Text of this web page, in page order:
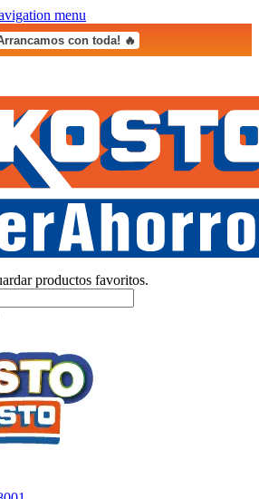
menu
con toda! 🔥
productos favoritos.